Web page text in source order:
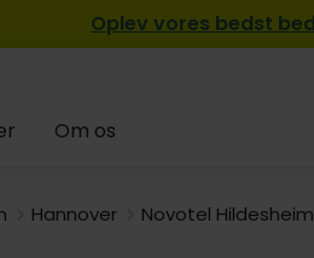
Oplev vores bedst
Om os
Hannover Novotel Hildesheim